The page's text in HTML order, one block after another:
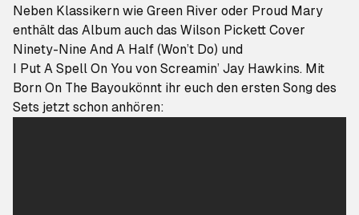
Neben Klassikern wie Green River oder Proud Mary
enthält das Album auch das Wilson Pickett Cover
Ninety-Nine And A Half (Won’t Do) und
I Put A Spell On You von Screamin’ Jay Hawkins. Mit
Born On The Bayoukönnt ihr euch den ersten Song des
Sets jetzt schon anhören: